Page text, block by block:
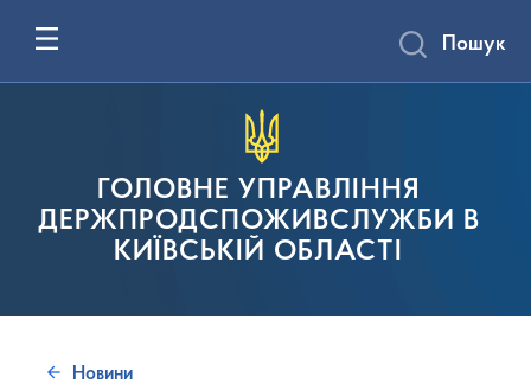
ГОЛОВНЕ УПРАВЛІННЯ
ДЕРЖПРОДСПОЖИВСЛУЖБИ В
КИЇВСЬКІЙ ОБЛАСТІ
Пошук
Новини